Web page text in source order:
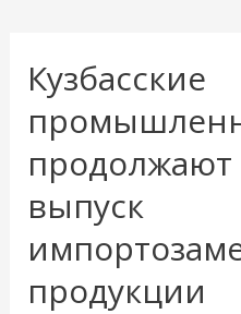
Кузбасские
продолжают
выпуск
продукции
Кузбасские
промышленники
продолжают
осваивать
выпуск
импортозамещающей
продукции